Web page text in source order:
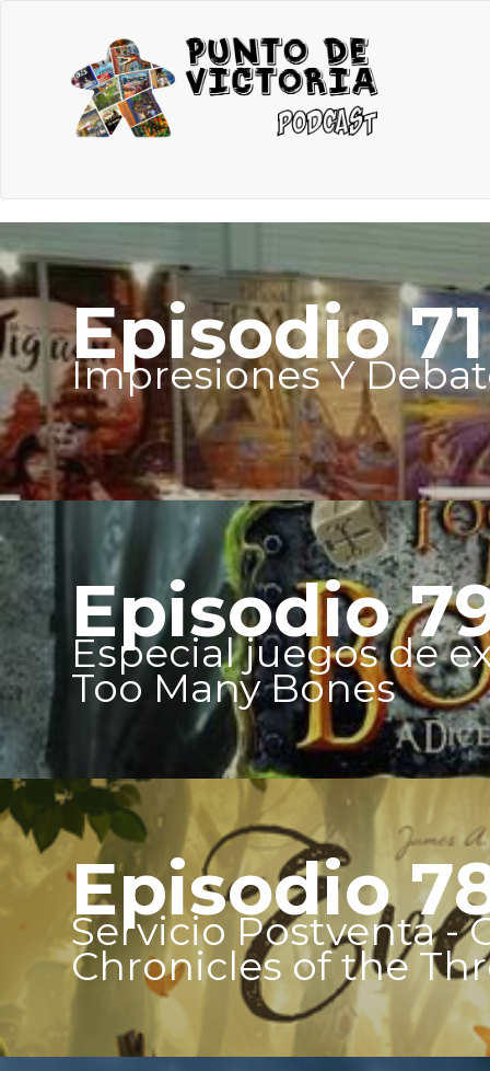
Episodio
Especial juegos de
Too Many Bones
Episodio
Servicio Postventa -
Chronicles of the
Episodio 71
Impresiones Y